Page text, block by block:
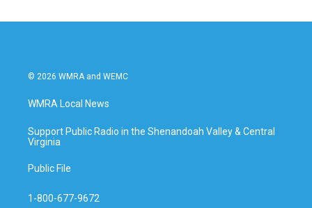
© 2026 WMRA and WEMC
WMRA Local News
Support Public Radio in the Shenandoah Valley & Central
Virginia
Public File
1-800-677-9672